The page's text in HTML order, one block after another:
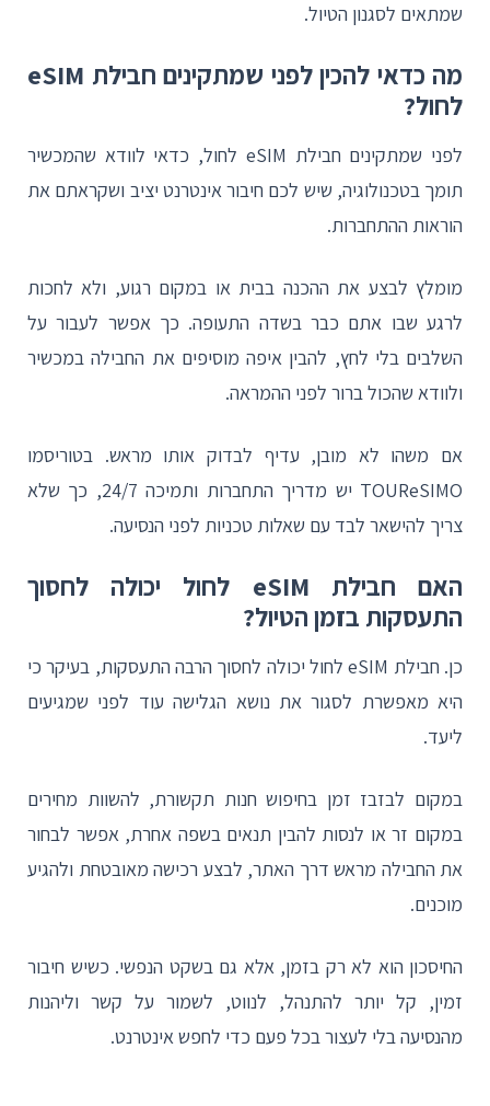
שמתאים לסגנון הטיול.
מה כדאי להכין לפני שמתקינים חבילת eSIM
לחול?
לפני שמתקינים חבילת eSIM לחול, כדאי לוודא שהמכשיר
תומך בטכנולוגיה, שיש לכם חיבור אינטרנט יציב ושקראתם את
הוראות ההתחברות.
מומלץ לבצע את ההכנה בבית או במקום רגוע, ולא לחכות
לרגע שבו אתם כבר בשדה התעופה. כך אפשר לעבור על
השלבים בלי לחץ, להבין איפה מוסיפים את החבילה במכשיר
ולוודא שהכול ברור לפני ההמראה.
אם משהו לא מובן, עדיף לבדוק אותו מראש. בטוריסמו
TOUReSIMO יש מדריך התחברות ותמיכה 24/7, כך שלא
צריך להישאר לבד עם שאלות טכניות לפני הנסיעה.
האם חבילת eSIM לחול יכולה לחסוך
התעסקות בזמן הטיול?
כן. חבילת eSIM לחול יכולה לחסוך הרבה התעסקות, בעיקר כי
היא מאפשרת לסגור את נושא הגלישה עוד לפני שמגיעים
ליעד.
במקום לבזבז זמן בחיפוש חנות תקשורת, להשוות מחירים
במקום זר או לנסות להבין תנאים בשפה אחרת, אפשר לבחור
את החבילה מראש דרך האתר, לבצע רכישה מאובטחת ולהגיע
מוכנים.
החיסכון הוא לא רק בזמן, אלא גם בשקט הנפשי. כשיש חיבור
זמין, קל יותר להתנהל, לנווט, לשמור על קשר וליהנות
מהנסיעה בלי לעצור בכל פעם כדי לחפש אינטרנט.